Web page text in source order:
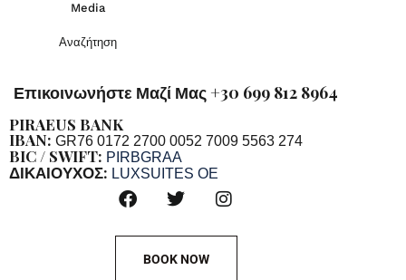
Media
Αναζήτηση
Επικοινωνήστε Μαζί Μας +30 699 812 8964
PIRAEUS BANK
IBAN: GR76 0172 2700 0052 7009 5563 274
BIC / SWIFT: PIRBGRAA
ΔΙΚΑΙΟΥΧΟΣ: LUXSUITES OE
BOOK NOW